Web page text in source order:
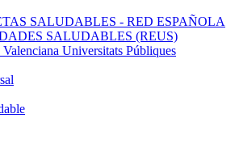
SALUDABLES - RED ESPAÑOLA
SALUDABLES (REUS)
Universitats Públiques